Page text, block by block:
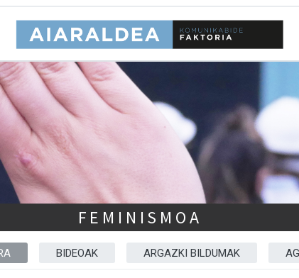
FEMINISMOA
BIDEOAK ARGAZKI BILDUMAK